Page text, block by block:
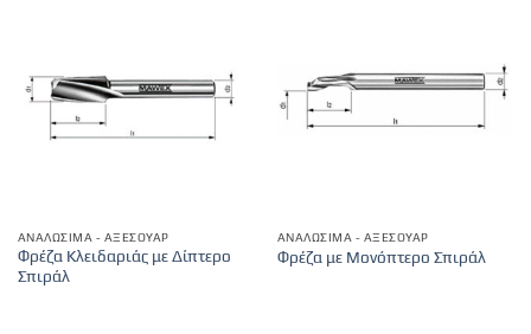
ΑΝΑΛΏΣΙΜΑ - ΑΞΕΣΟΥΆΡ
Φρέζα Κλειδαριάς με Δίπτερο
Σπιράλ
ΑΝΑΛΏΣΙΜΑ - ΑΞΕΣΟΥΆΡ
Φρέζα με Μονόπτερο Σπιράλ